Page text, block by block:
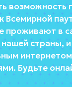
возможность
Всемирной
проживают в
нашей страны,
Будьте